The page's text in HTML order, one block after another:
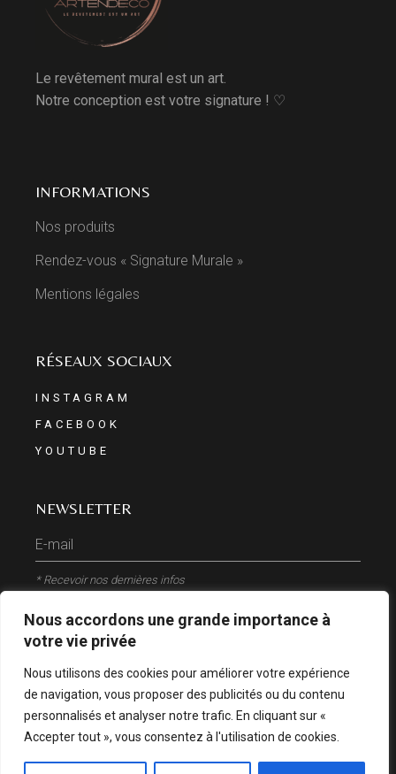
Nous accordons une grande importance à
votre vie privée
Nous utilisons des cookies pour améliorer votre expérience
de navigation, vous proposer des publicités ou du contenu
personnalisés et analyser notre trafic. En cliquant sur «
Accepter tout », vous consentez à l'utilisation de cookies.
Le revêtement mural est un art.
Notre conception est votre signature ! ♡
INFORMATIONS
Nos produits
Rendez-vous « Signature Murale »
Mentions légales
RÉSEAUX SOCIAUX
INSTAGRAM
FACEBOOK
YOUTUBE
NEWSLETTER
* Recevoir nos dernières infos
ENVOYER